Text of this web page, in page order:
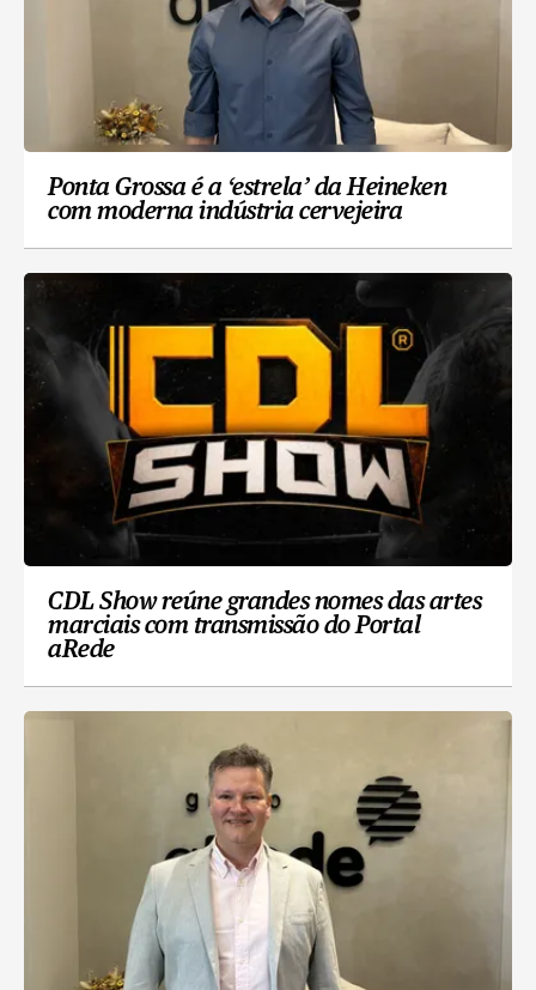
Ponta Grossa é a ‘estrela’ da Heineken
com moderna indústria cervejeira
CDL Show reúne grandes nomes das artes
marciais com transmissão do Portal
aRede